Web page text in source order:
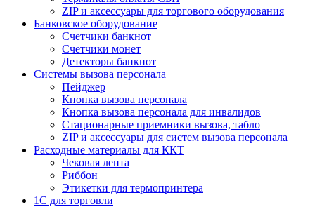
ZIP и аксессуары для торгового оборудования
Банковское оборудование
Счетчики банкнот
Счетчики монет
Детекторы банкнот
Системы вызова персонала
Пейджер
Кнопка вызова персонала
Кнопка вызова персонала для инвалидов
Стационарные приемники вызова, табло
ZIP и аксессуары для систем вызова персонала
Расходные материалы для ККТ
Чековая лента
Риббон
Этикетки для термопринтера
1С для торговли